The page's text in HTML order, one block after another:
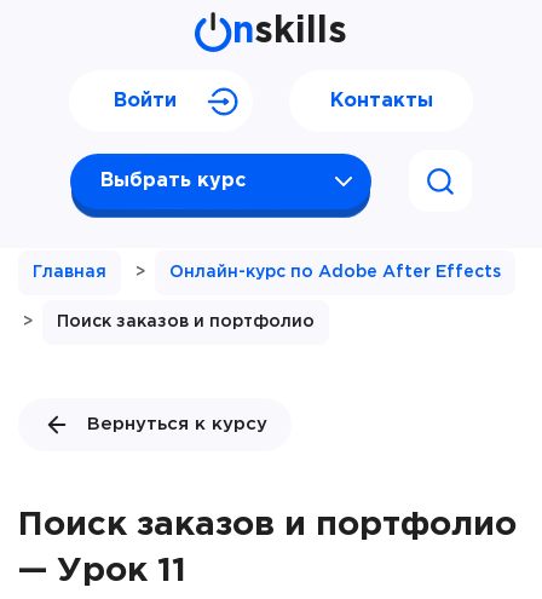
nskills
Выбрать курс
Войти Контакты
Главная > Онлайн-курс по Adobe After Effects
> Поиск заказов и портфолио
Вернуться к курсу
Поиск заказов и портфолио
— Урок 11